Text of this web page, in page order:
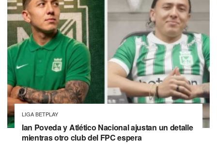
LIGA BETPLAY
Ian Poveda y Atlético Nacional ajustan un detalle
mientras otro club del FPC espera